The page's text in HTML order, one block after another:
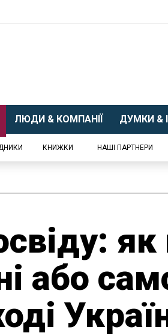
ЛЮДИ & КОМПАНІЇ ДУМКИ &
КНИЖКИ НАШІ ПАРТНЕРИ
як
або